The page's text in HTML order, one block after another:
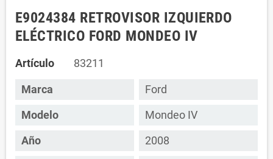
E9024384 RETROVISOR IZQUIERDO
ELÉCTRICO FORD MONDEO IV
Artículo 83211
Marca
Ford
Modelo
Mondeo IV
Año
2008